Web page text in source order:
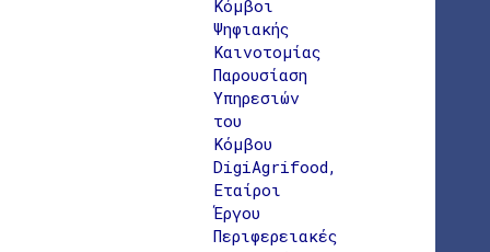
Κόμβοι
Ψηφιακής
Καινοτομίας
Παρουσίαση
Υπηρεσιών
του
Κόμβου
DigiAgrifood,
Εταίροι
Έργου
Περιφερειακές